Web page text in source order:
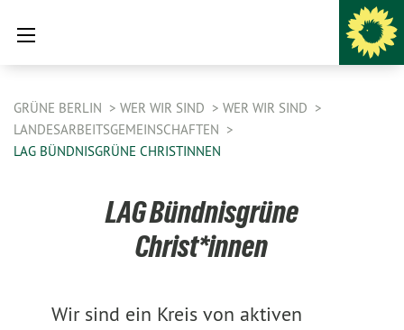
GRÜNE BERLIN WER WIR SIND
WER WIR SIND
LANDESARBEITSGEMEINSCHAFTEN
LAG BÜNDNISGRÜNE CHRISTINNEN
LAG Bündnisgrüne
Christ*innen
Wir sind ein Kreis von aktiven